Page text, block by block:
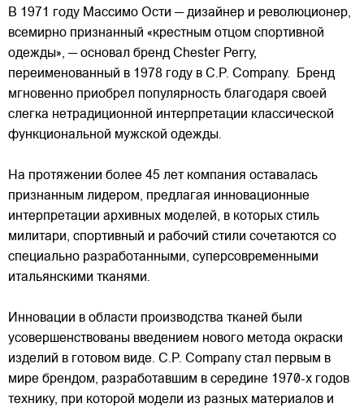
В 1971 году Массимо Ости — дизайнер и революционер,
всемирно признанный «крестным отцом спортивной
одежды», — основал бренд Chester Perry,
переименованный в 1978 году в C.P. Company. Бренд
мгновенно приобрел популярность благодаря своей
слегка нетрадиционной интерпретации классической
функциональной мужской одежды.
На протяжении более 45 лет компания оставалась
признанным лидером, предлагая инновационные
интерпретации архивных моделей, в которых стиль
милитари, спортивный и рабочий стили сочетаются со
специально разработанными, суперсовременными
итальянскими тканями.
Инновации в области производства тканей были
усовершенствованы введением нового метода окраски
изделий в готовом виде. C.P. Company стал первым в
мире брендом, разработавшим в середине 1970-х годов
технику, при которой модели из разных материалов и